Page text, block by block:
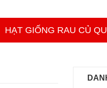
HẠT GIỐNG RAU CỦ